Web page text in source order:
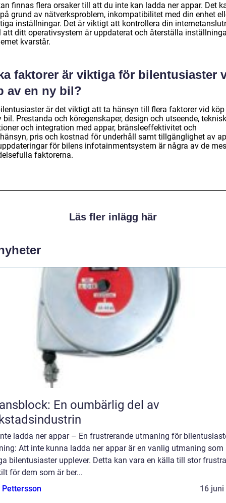
finnas flera orsaker till att du inte kan ladda ner appar. Det
grund av nätverksproblem, inkompatibilitet med din enhet
inställningar. Det är viktigt att kontrollera din
att ditt operativsystem är uppdaterat och återställa
kvarstår.
faktorer är viktiga för bilentusiaster
av en ny bil?
är det viktigt att ta hänsyn till flera faktorer vid köp
bil. Prestanda och köregenskaper, design och utseende,
och integration med appar, bränsleeffektivitet och
pris och kostnad för underhåll samt tillgänglighet av
för bilens infotainmentsystem är några av de
faktorerna.
Läs fler inlägg här
En oumbärlig del av
ladda ner appar – En frustrerande utmaning för
Att inte kunna ladda ner appar är en vanlig utmaning som
bilentusiaster upplever. Detta kan vara en källa till stor
för dem som är ber...
16 juni